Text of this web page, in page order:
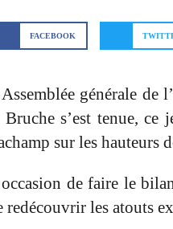
FACEBOOK
générale de
Bruche s’est tenue,
sur les hauteurs
de faire le
redécouvrir les atouts